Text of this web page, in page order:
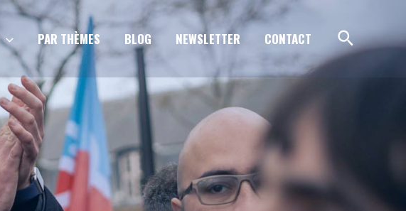
PAR THÈMES BLOG NEWSLETTER CONTACT